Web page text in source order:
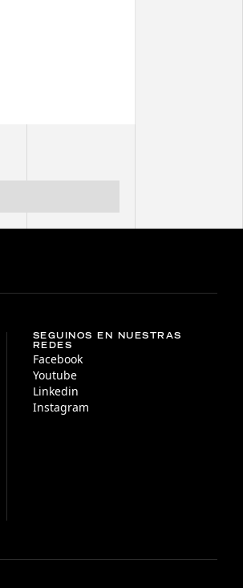
SEGUINOS EN NUESTRAS
REDES
Facebook
Youtube
Linkedin
Instagram